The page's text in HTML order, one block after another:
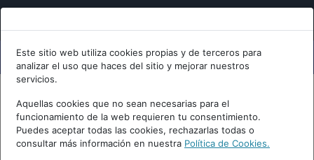
Este sitio web utiliza cookies propias y de terceros para
analizar el uso que haces del sitio y mejorar nuestros
servicios.
Aquellas cookies que no sean necesarias para el
funcionamiento de la web requieren tu consentimiento.
Puedes aceptar todas las cookies, rechazarlas todas o
consultar más información en nuestra Política de Cookies.